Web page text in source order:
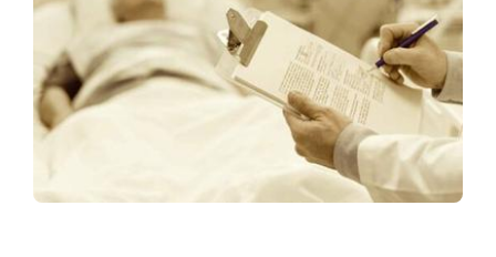
Nursing
Contatti